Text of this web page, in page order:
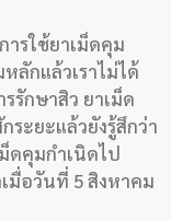
รใช้ยาเม็ดคุม
ลักแล้วเราไม่ได้
รักษาสิว ยาเม็ด
ะยะแล้วยังรู้สึกว่า
ดคุมกำเนิดไป
มื่อวันที่ 5 สิงหาคม